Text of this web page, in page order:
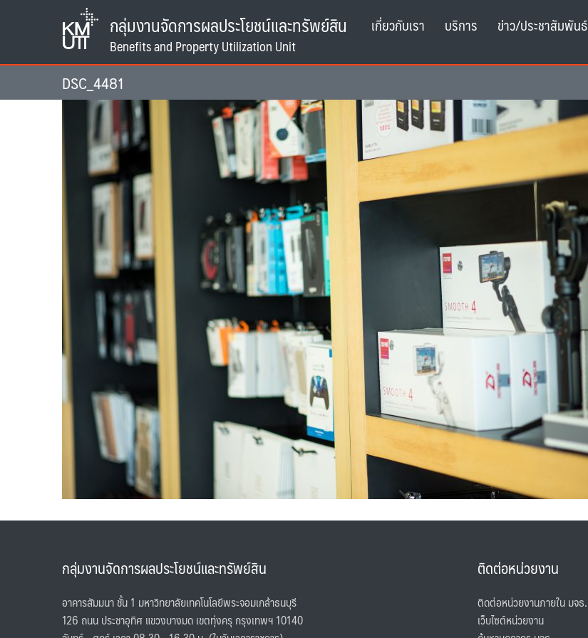
กลุ่มงานจัดการผลประโยชน์และทรัพย์สิน เกี่ยวกับเรา บริการ ข่าว/ประชาสัมพันธ์
DSC_4481
กลุ่มงานจัดการผลประโยชน์และทรัพย์สิน
อาคารสัมมนา ชั้น 1 มหาวิทยาลัยเทคโนโลยีพระจอมเกล้าธนบุรี
126 ถนน ประชาอุทิศ แขวงบางมด เขตทุ่งครุ กรุงเทพฯ 10140
ติดต่อหน่วยงาน
ติดต่อหน่วยงานภายใน มจธ.
เว็บไซต์หน่วยงาน